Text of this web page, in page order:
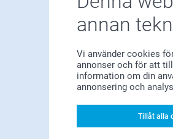
annan
Vi använder cookies
annonser och för att
information om din
annonsering och
Tillåt alla